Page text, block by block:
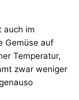
auch im
Gemüse auf
Temperatur,
zwar weniger